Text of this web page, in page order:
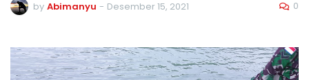
by Abimanyu - Desember 15, 2021 0